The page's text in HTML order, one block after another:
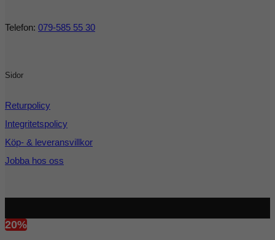
Telefon: 079-585 55 30
Sidor
Returpolicy
Integritetspolicy
Köp- & leveransvillkor
Jobba hos oss
20%